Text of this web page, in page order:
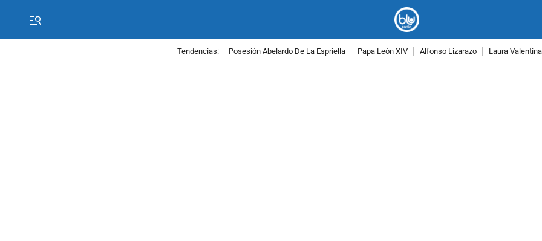
Tendencias: Posesión Abelardo De La Espriella Papa León XIV Alfonso Lizarazo Laura